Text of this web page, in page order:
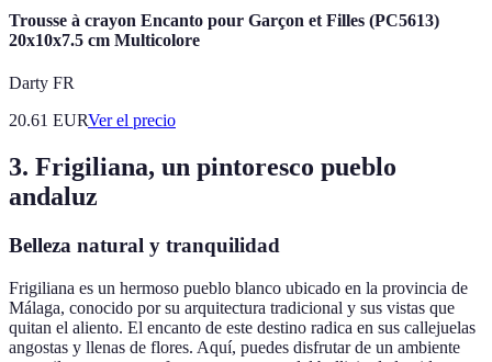
Trousse à crayon Encanto pour Garçon et Filles (PC5613)
20x10x7.5 cm Multicolore
Darty FR
20.61 EURVer el precio
3. Frigiliana, un pintoresco pueblo
andaluz
Belleza natural y tranquilidad
Frigiliana es un hermoso pueblo blanco ubicado en la provincia de
Málaga, conocido por su arquitectura tradicional y sus vistas que
quitan el aliento. El encanto de este destino radica en sus callejuelas
angostas y llenas de flores. Aquí, puedes disfrutar de un ambiente